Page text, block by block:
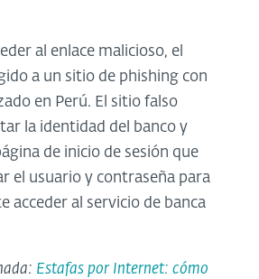
al enlace malicioso, el
a un sitio de phishing con
en Perú. El sitio falso
la identidad del banco y
de inicio de sesión que
el usuario y contraseña para
acceder al servicio de banca
Estafas por Internet: cómo